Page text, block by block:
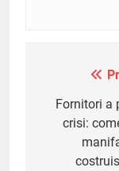
articoli
Fornitori a
crisi: